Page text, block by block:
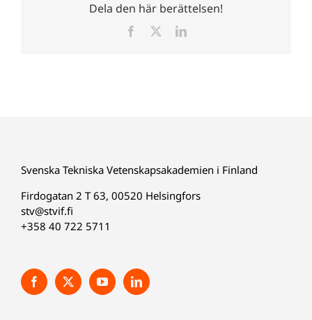
Dela den här berättelsen!
Facebook LinkedIn
Svenska Tekniska Vetenskapsakademien i Finland
Firdogatan 2 T 63, 00520 Helsingfors
stv@stvif.fi
+358 40 722 5711